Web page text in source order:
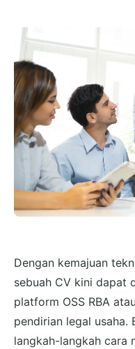
Dengan kemajuan
sebuah CV kini dapat
platform OSS RBA
pendirian legal usaha.
langkah-langkah cara